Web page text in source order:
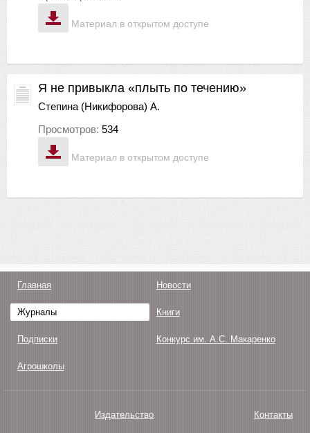
Материал в открытом доступе
Материал в открытом доступе
Я не привыкла «плыть по течению»
Степина (Никифорова) А.
Просмотров: 534
Главная Новости
Журналы Книги
Подписки Конкурс им. А.С. Макаренко
Агрошколы
Издательство Контакты